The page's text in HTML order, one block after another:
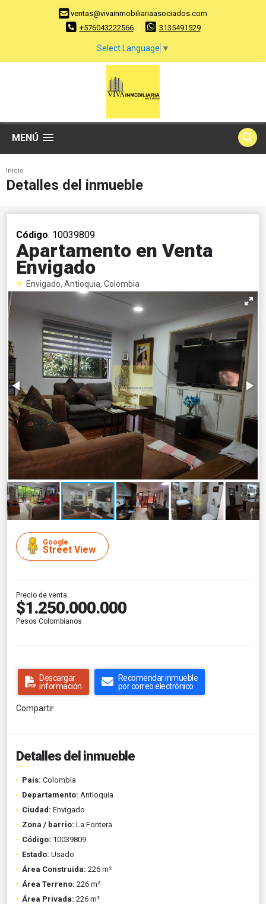
ventas@vivainmobiliariaasociados.com
+576043222566
3135491529
Select Language ▼
MENÚ
Inicio
Detalles del inmueble
Código. 10039809
Apartamento en Venta
Envigado
Envigado, Antioquia, Colombia
Google
Street View
Precio de venta
$1.250.000.000
Pesos Colombianos
Descargar
información
Recomendar inmueble
por correo electrónico
Compartir
Detalles del inmueble
País: Colombia
Departamento: Antioquia
Ciudad: Envigado
Zona / barrio: La Fontera
Código: 10039809
Estado: Usado
Área Construida: 226 m²
Área Terreno: 226 m²
Área Privada: 226 m²